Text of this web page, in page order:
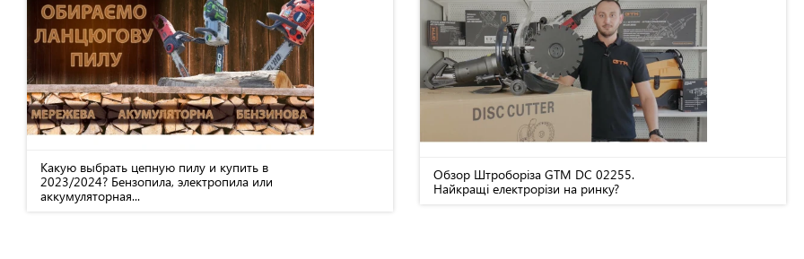
Какую выбрать цепную пилу и купить в
2023/2024? Бензопила, электропила или
аккумуляторная...
Обзор Штроборіза GTM DC 02255.
Найкращі електрорізи на ринку?